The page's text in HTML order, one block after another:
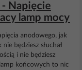
- Napięcie
lamp mocy
anodowego, jak
będziesz słuchał
i nie będziesz
końcowych to nic